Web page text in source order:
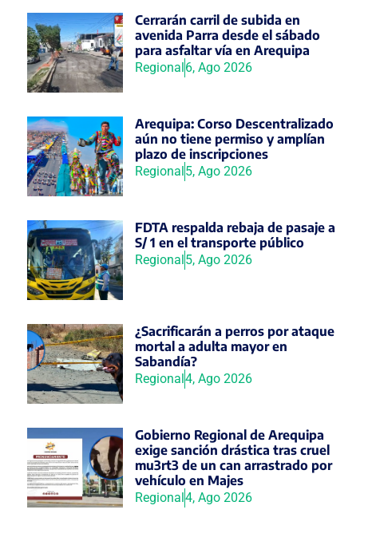
Cerrarán carril de subida en
avenida Parra desde el sábado
para asfaltar vía en Arequipa
Regional6, Ago 2026
Arequipa: Corso Descentralizado
aún no tiene permiso y amplían
plazo de inscripciones
Regional5, Ago 2026
FDTA respalda rebaja de pasaje a
S/ 1 en el transporte público
Regional5, Ago 2026
¿Sacrificarán a perros por ataque
mortal a adulta mayor en
Sabandía?
Regional4, Ago 2026
Gobierno Regional de Arequipa
exige sanción drástica tras cruel
mu3rt3 de un can arrastrado por
vehículo en Majes
Regional4, Ago 2026